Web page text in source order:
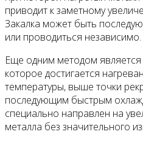
приводит к заметному
Закалка может быть
или проводиться независимо.
Еще одним методом
которое достигается
температуры, выше точки
последующим быстрым
специально направлен на
металла без значительного